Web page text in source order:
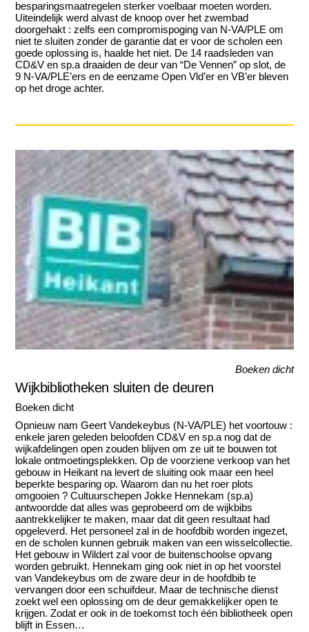
besparingsmaatregelen sterker voelbaar moeten worden.
Uiteindelijk werd alvast de knoop over het zwembad
doorgehakt : zelfs een compromispoging van N-VA/PLE om
niet te sluiten zonder de garantie dat er voor de scholen een
goede oplossing is, haalde het niet. De 14 raadsleden van
CD&V en sp.a draaiden de deur van “De Vennen” op slot, de
9 N-VA/PLE’ers en de eenzame Open Vld’er en VB’er bleven
op het droge achter.
Boeken dicht
Wijkbibliotheken sluiten de deuren
Boeken dicht
Opnieuw nam Geert Vandekeybus (N-VA/PLE) het voortouw :
enkele jaren geleden beloofden CD&V en sp.a nog dat de
wijkafdelingen open zouden blijven om ze uit te bouwen tot
lokale ontmoetingsplekken. Op de voorziene verkoop van het
gebouw in Heikant na levert de sluiting ook maar een heel
beperkte besparing op. Waarom dan nu het roer plots
omgooien ? Cultuurschepen Jokke Hennekam (sp.a)
antwoordde dat alles was geprobeerd om de wijkbibs
aantrekkelijker te maken, maar dat dit geen resultaat had
opgeleverd. Het personeel zal in de hoofdbib worden ingezet,
en de scholen kunnen gebruik maken van een wisselcollectie.
Het gebouw in Wildert zal voor de buitenschoolse opvang
worden gebruikt. Hennekam ging ook niet in op het voorstel
van Vandekeybus om de zware deur in de hoofdbib te
vervangen door een schuifdeur. Maar de technische dienst
zoekt wel een oplossing om de deur gemakkelijker open te
krijgen. Zodat er ook in de toekomst toch één bibliotheek open
blijft in Essen…